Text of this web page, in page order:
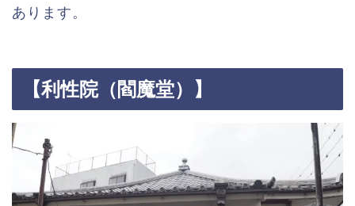
あります。
【利性院（閻魔堂）】